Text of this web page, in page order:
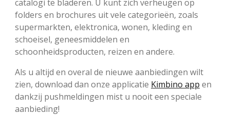
catalogi te bladeren. U kunt zich verheugen op
folders en brochures uit vele categorieën, zoals
supermarkten, elektronica, wonen, kleding en
schoeisel, geneesmiddelen en
schoonheidsproducten, reizen en andere.
Als u altijd en overal de nieuwe aanbiedingen wilt
zien, download dan onze applicatie Kimbino app en
dankzij pushmeldingen mist u nooit een speciale
aanbieding!